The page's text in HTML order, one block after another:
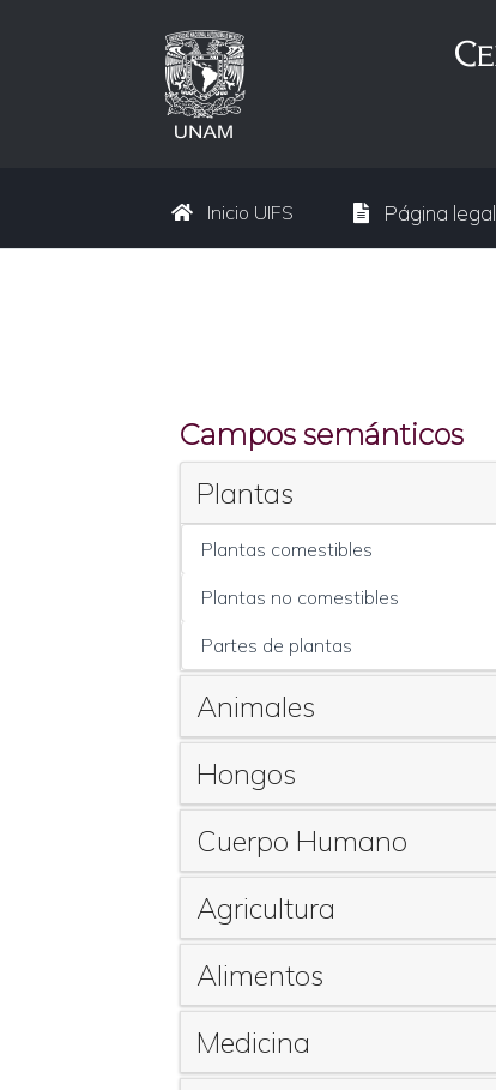
Inicio UIFS Página legal
Campos semánticos
Plantas
Plantas comestibles
Plantas no comestibles
Partes de plantas
Animales
Hongos
Cuerpo Humano
Agricultura
Alimentos
Medicina